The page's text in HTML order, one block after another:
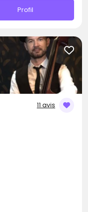
Profil
11 avis